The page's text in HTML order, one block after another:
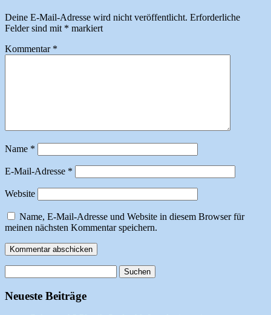
Deine E-Mail-Adresse wird nicht veröffentlicht. Erforderliche
Felder sind mit * markiert
Kommentar *
Name *
E-Mail-Adresse *
Website
Name, E-Mail-Adresse und Website in diesem Browser für
meinen nächsten Kommentar speichern.
nach:
Neueste Beiträge